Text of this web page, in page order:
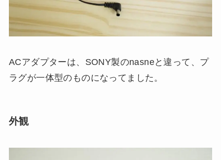
ACアダプターは、SONY製のnasneと違って、プ
ラグが一体型のものになってました。
外観